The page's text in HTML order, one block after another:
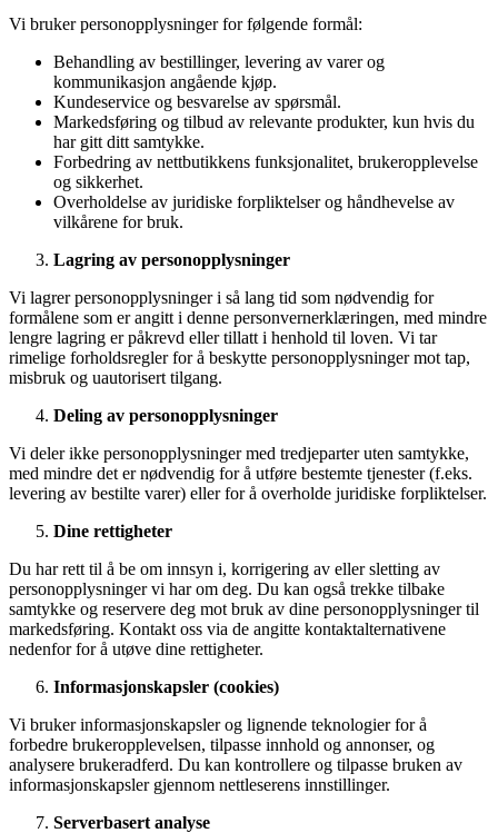
Vi bruker personopplysninger for følgende formål:
Behandling av bestillinger, levering av varer og
kommunikasjon angående kjøp.
Kundeservice og besvarelse av spørsmål.
Markedsføring og tilbud av relevante produkter, kun hvis du
har gitt ditt samtykke.
Forbedring av nettbutikkens funksjonalitet, brukeropplevelse
og sikkerhet.
Overholdelse av juridiske forpliktelser og håndhevelse av
vilkårene for bruk.
Lagring av personopplysninger
Vi lagrer personopplysninger i så lang tid som nødvendig for
formålene som er angitt i denne personvernerklæringen, med mindre
lengre lagring er påkrevd eller tillatt i henhold til loven. Vi tar
rimelige forholdsregler for å beskytte personopplysninger mot tap,
misbruk og uautorisert tilgang.
Deling av personopplysninger
Vi deler ikke personopplysninger med tredjeparter uten samtykke,
med mindre det er nødvendig for å utføre bestemte tjenester (f.eks.
levering av bestilte varer) eller for å overholde juridiske forpliktelser.
Dine rettigheter
Du har rett til å be om innsyn i, korrigering av eller sletting av
personopplysninger vi har om deg. Du kan også trekke tilbake
samtykke og reservere deg mot bruk av dine personopplysninger til
markedsføring. Kontakt oss via de angitte kontaktalternativene
nedenfor for å utøve dine rettigheter.
Informasjonskapsler (cookies)
Vi bruker informasjonskapsler og lignende teknologier for å
forbedre brukeropplevelsen, tilpasse innhold og annonser, og
analysere brukeradferd. Du kan kontrollere og tilpasse bruken av
informasjonskapsler gjennom nettleserens innstillinger.
Serverbasert analyse